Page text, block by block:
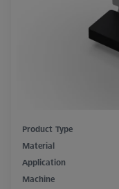
Product Type
Material
Application
Machine